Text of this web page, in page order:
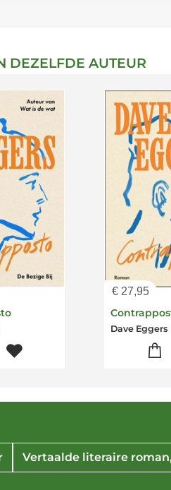
DEZELFDE AUTEUR
€ 27,95
Dave Eggers
Vertaalde literaire